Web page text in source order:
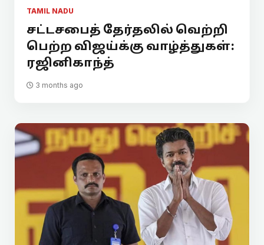
TAMIL NADU
சட்டசபைத் தேர்தலில் வெற்றி
பெற்ற விஜய்க்கு வாழ்த்துகள்:
ரஜினிகாந்த்
3 months ago